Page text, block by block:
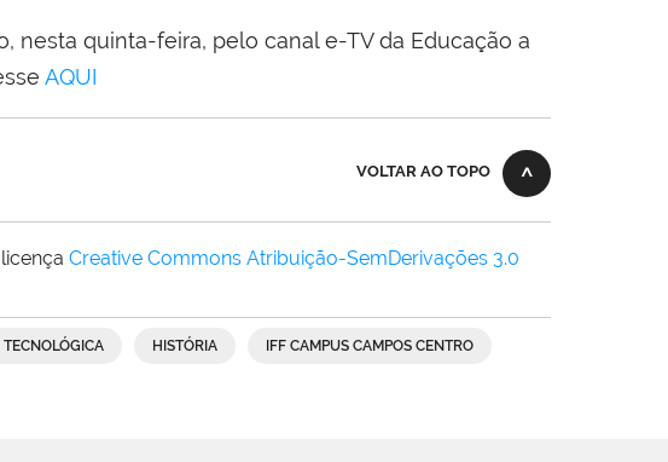
nesta quinta-feira, pelo canal e-TV da Educação a
AQUI
VOLTAR AO TOPO
Creative Commons Atribuição-SemDerivações 3.0
HISTÓRIA IFF CAMPUS CAMPOS CENTRO